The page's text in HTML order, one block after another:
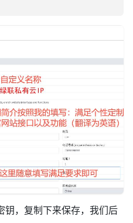
钥，复制下来保存，我们后